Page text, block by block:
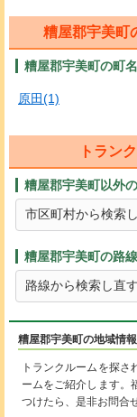
糟屋郡宇美町
糟屋郡宇美町の町
原田(1)
トラン
糟屋郡宇美町以外
糟屋郡宇美町の路
糟屋郡宇美町の地域情報
トランクルームを探
ームをご紹介します。
つけたら、是非お問合